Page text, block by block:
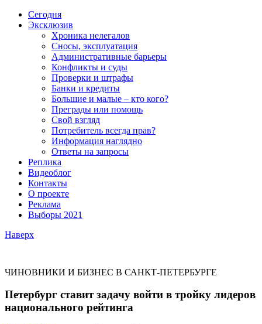
Сегодня
Эксклюзив
Хроника нелегалов
Сносы, эксплуатация
Административные барьеры
Конфликты и суды
Проверки и штрафы
Банки и кредиты
Большие и малые – кто кого?
Преграды или помощь
Свой взгляд
Потребитель всегда прав?
Информация наглядно
Ответы на запросы
Реплика
Видеоблог
Контакты
О проекте
Реклама
Выборы 2021
Наверх
ЧИНОВНИКИ И БИЗНЕС В САНКТ-ПЕТЕРБУРГЕ
Петербург ставит задачу войти в тройку лидеров
национального рейтинга